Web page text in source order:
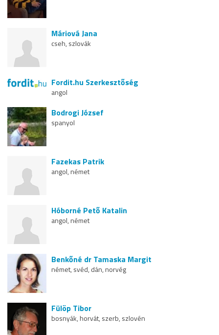
Máriová Jana
cseh, szlovák
Fordit.hu Szerkesztőség
angol
Bodrogi József
spanyol
Fazekas Patrik
angol, német
Hóborné Pető Katalin
angol, német
Benkőné dr Tamaska Margit
német, svéd, dán, norvég
Fülöp Tibor
bosnyák, horvát, szerb, szlovén